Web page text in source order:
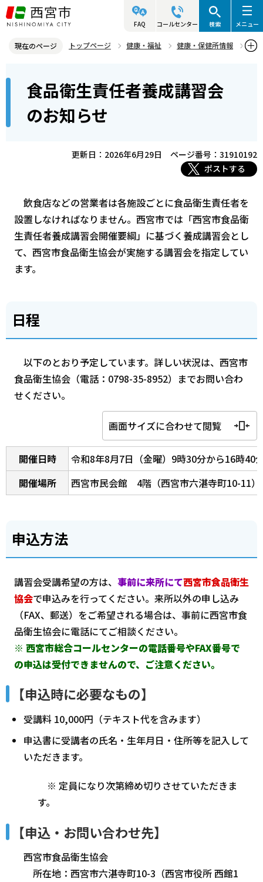
こ
の
ジ
頭
FAQ コールセンター 検索 メニュー
現在のページ トップページ 健康・福祉
健康・保健所情報
食品衛生責任者養成講習会のお知らせ
食品衛生責任者養成講習会
のお知らせ
更新日：2026年6月29日
ページ番号：31910192
ポストする
飲食店などの営業者は各施設ごとに食品衛生責任者を
設置しなければなりません。西宮市では「西宮市食品衛
生責任者養成講習会開催要綱」に基づく養成講習会とし
て、西宮市食品衛生協会が実施する講習会を指定してい
ます。
日程
以下のとおり予定しています。詳しい状況は、西宮市
食品衛生協会（電話：0798-35-8952）までお問い合わ
せください。
画面サイズに合わせて閲覧
開催日時
令和8年8月7日（金曜）9時30分から16時40
開催場所
西宮市民会館 4階（西宮市六湛寺町10-11）
申込方法
講習会受講希望の方は、 事前に来所にて西宮市食品衛生
協会で申込みを行ってください。来所以外の申し込み
（FAX、郵送）をご希望される場合は、事前に西宮市食
品衛生協会に電話にてご相談ください。
※ 西宮市総合コールセンターの電話番号やFAX番号で
の申込は受付できませんので、ご注意ください。
【申込時に必要なもの】
受講料 10,000円（テキスト代を含みます）
申込書に受講者の氏名・生年月日・住所等を記入して
いただきます。
※ 定員になり次第締め切りさせていただきま
す。
【申込・お問い合わせ先】
西宮市食品衛生協会
所在地：西宮市六湛寺町10-3（西宮市役所 西館1